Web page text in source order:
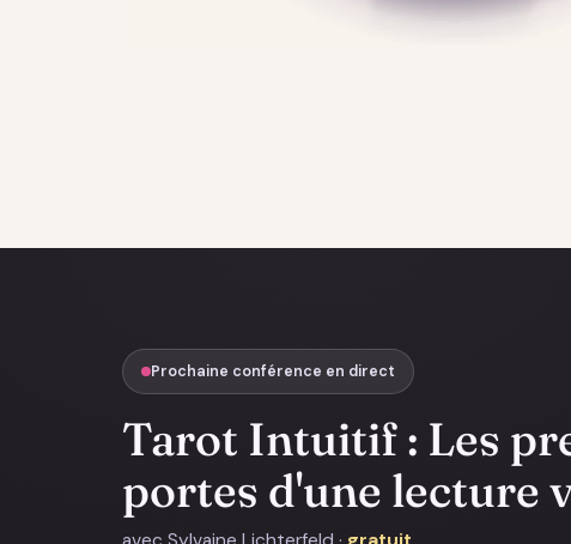
Prochaine conférence en direct
Tarot Intuitif : Les
portes d'une lecture